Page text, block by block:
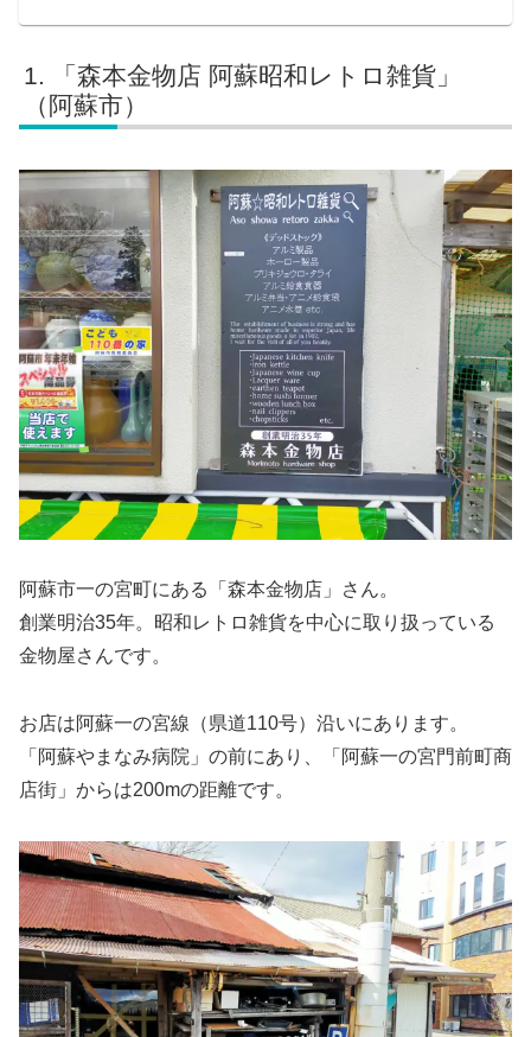
「森本金物店 阿蘇昭和レトロ雑貨」
（阿蘇市）
阿蘇市一の宮町にある「森本金物店」さん。
創業明治35年。昭和レトロ雑貨を中心に取り扱っている
金物屋さんです。
お店は阿蘇一の宮線（県道110号）沿いにあります。
「阿蘇やまなみ病院」の前にあり、「阿蘇一の宮門前町商
店街」からは200mの距離です。